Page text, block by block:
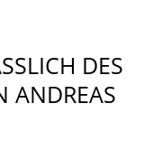
DES
ANDREAS